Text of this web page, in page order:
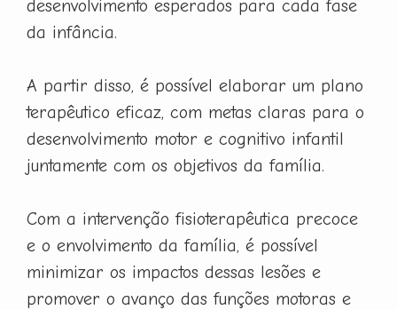
desenvolvimento esperados para cada fase
da infância.
A partir disso, é possível elaborar um plano
terapêutico eficaz, com metas claras para o
desenvolvimento motor e cognitivo infantil
juntamente com os objetivos da família.
Com a intervenção fisioterapêutica precoce
e o envolvimento da família, é possível
minimizar os impactos dessas lesões e
promover o avanço das funções motoras e